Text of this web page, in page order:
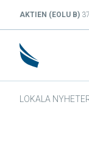
AKTIEN (EOLU B)
LOKALA